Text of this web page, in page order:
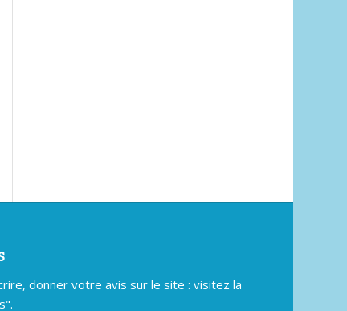
donner votre avis sur le site : visitez la